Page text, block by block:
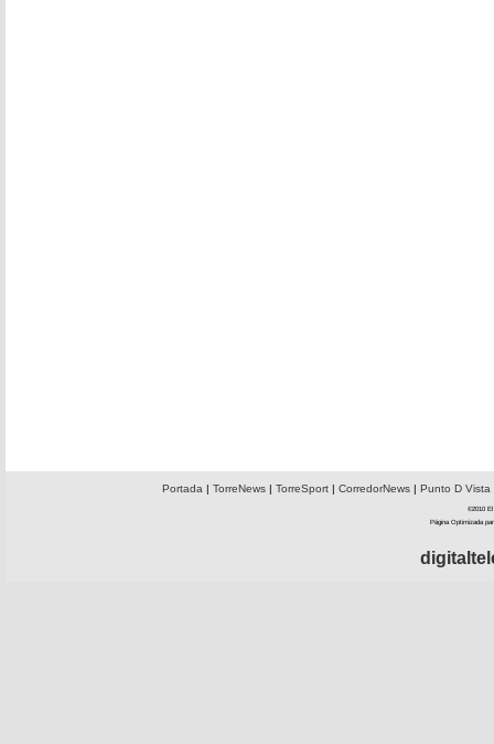
Portada | TorreNews| TorreSport| CorredorNews| Punto D Vista
©2010 El
Página Optimizada